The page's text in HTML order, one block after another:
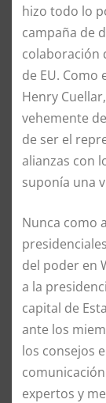
hizo todo lo
campaña de
colaboración
de EU. Como
Henry
vehemente
de ser el
alianzas con
suponía una
Nunca como
del poder en
a la
capital de
ante los
los consejos
expertos y